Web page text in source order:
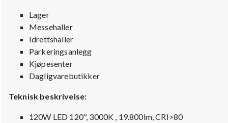
Lager
Messehaller
Idrettshaller
Parkeringsanlegg
Kjøpesenter
Dagligvarebutikker
Teknisk beskrivelse:
120W LED 120º, 3000K , 19.800lm, CRI>80